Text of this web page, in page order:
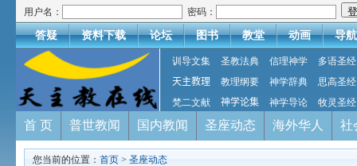
用户名： 密码：
答疑 资料下载 论坛 图书 教堂 动画 导航
训导文集 圣教法典 信理神学
多语圣经
天主教理
教理纲要 神学辞典
思高圣经
梵二文献
神学论集 神学导论 牧灵圣经
首 页 普世教闻 国内教闻 圣座动态 海外华人 社
您当前的位置： 首页 > 圣座动态